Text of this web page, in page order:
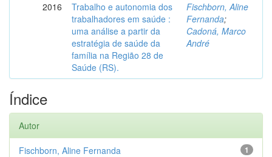
2016
Trabalho e autonomia dos
trabalhadores em saúde :
uma análise a partir da
estratégia de saúde da
família na Região 28 de
Saúde (RS).
Fischborn, Aline
Fernanda;
Cadoná, Marco
André
Índice
Autor
1
Fischborn, Aline Fernanda